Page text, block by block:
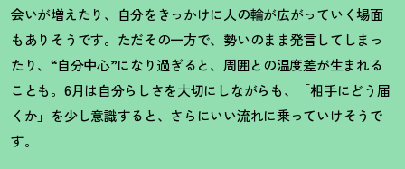
会いが増えたり、自分をきっかけに人の輪が広がっていく場面
もありそうです。ただその一方で、勢いのまま発言してしまっ
たり、“自分中心”になり過ぎると、周囲との温度差が生まれる
ことも。6月は自分らしさを大切にしながらも、「相手にどう届
くか」を少し意識すると、さらにいい流れに乗っていけそうで
す。